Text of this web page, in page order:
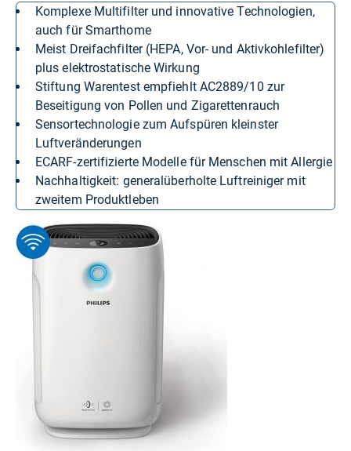
Komplexe Multifilter und innovative Technologien,
auch für Smarthome
Meist Dreifachfilter (HEPA, Vor- und Aktivkohlefilter)
plus elektrostatische Wirkung
Stiftung Warentest empfiehlt AC2889/10 zur
Beseitigung von Pollen und Zigarettenrauch
Sensortechnologie zum Aufspüren kleinster
Luftveränderungen
ECARF-zertifizierte Modelle für Menschen mit Allergie
Nachhaltigkeit: generalüberholte Luftreiniger mit
zweitem Produktleben